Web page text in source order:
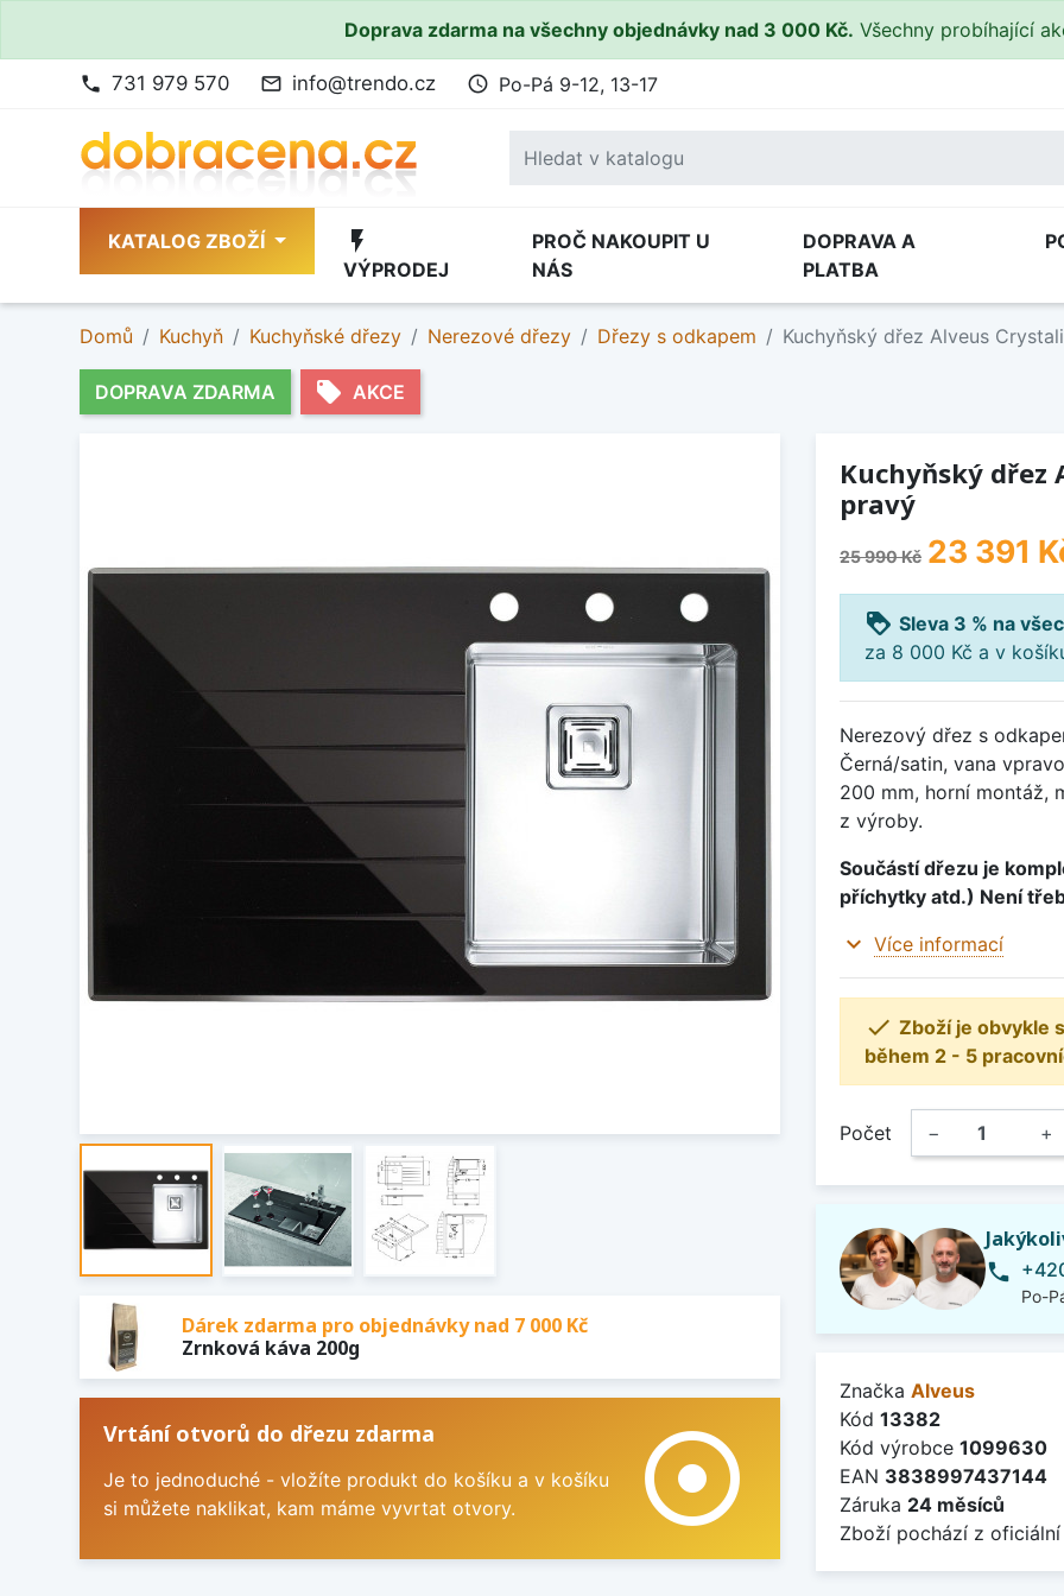
Doprava zdarma na všechny objednávky nad 3 000 Kč. Všechny probíhající
phone 731 979 570 mail_outline info@trendo.cz access_time Po-Pá 9-12, 13-17
KATALOG ZBOŽÍ flash_on
VÝPRODEJ
PROČ NAKOUPIT U
NÁS
DOPRAVA A
PLATBA
Domů Kuchyň Kuchyňské dřezy Nerezové dřezy Dřezy s odkapem Kuchyňský dřez Alveus
DOPRAVA ZDARMA local_offer AKCE
Dárek zdarma pro objednávky nad 7 000 Kč
Zrnková káva 200g
Vrtání otvorů do dřezu zdarma
Je to jednoduché - vložíte produkt do košíku a v košíku
si můžete naklikat, kam máme vyvrtat otvory.
adjust
Kuchyňský dřez
pravý
25 990 Kč 23 391
loyalty Sleva 3 % na
za 8 000 Kč a v
Nerezový dřez s
Černá/satin, vana
200 mm, horní montáž,
z výroby.
Součástí dřezu je
příchytky atd.) Není
expand_more Více informací
 Zboží je obvykle
během 2 - 5
Počet − +
phone
Po-
Značka Alveus
Kód 13382
Kód výrobce 1099630
EAN 3838997437144
Záruka 24 měsíců
Zboží pochází z